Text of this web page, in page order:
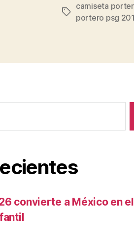
Etiquetas
camiseta
portero psg
convierte a México en